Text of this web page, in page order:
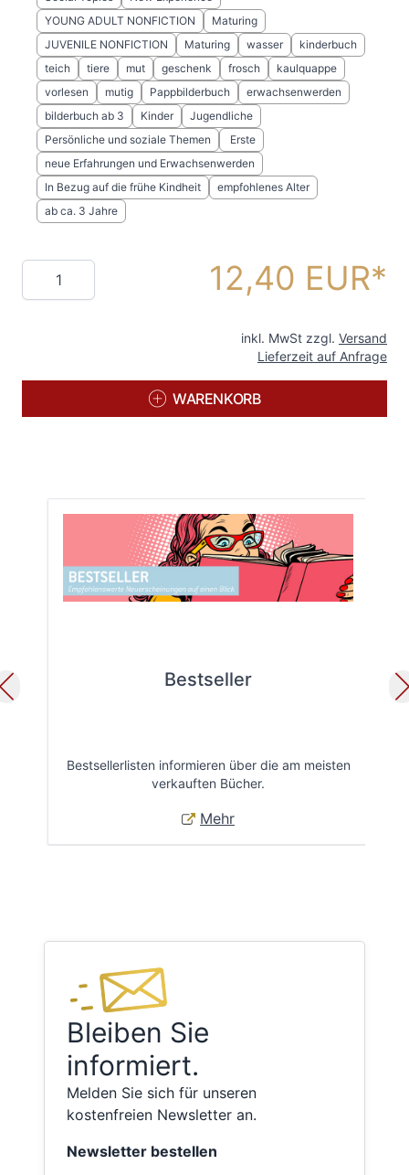
YOUNG ADULT NONFICTION
Maturing
JUVENILE NONFICTION
Maturing wasser
kinderbuch
teich
tiere mut geschenk frosch
kaulquappe
vorlesen
mutig Pappbilderbuch
erwachsenwerden
bilderbuch ab 3
Kinder
Jugendliche
Persönliche und soziale Themen
Erste
neue Erfahrungen und Erwachsenwerden
In Bezug auf die frühe Kindheit
empfohlenes Alter
ab ca. 3 Jahre
Menge 12,40 EUR
inkl. MwSt zzgl. Versand
Lieferzeit auf Anfrage
WARENKORB
Bestseller
Bestsellerlisten informieren über die am meisten
verkauften Bücher.
Mehr
Bleiben Sie
informiert.
Melden Sie sich für unseren
kostenfreien Newsletter an.